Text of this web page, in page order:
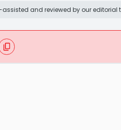
and reviewed by our editorial